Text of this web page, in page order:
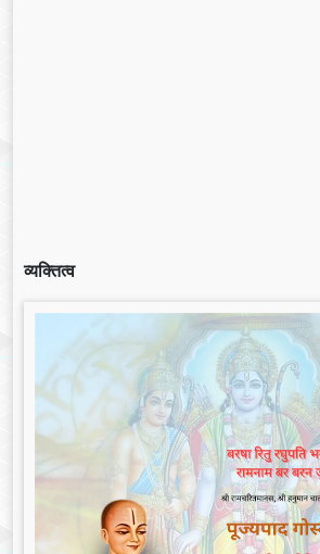
व्यक्तित्व